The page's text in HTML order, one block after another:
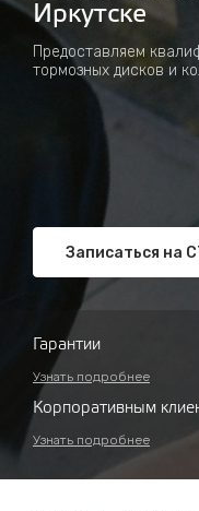
Иркутске
Предоставляем
тормозных дисков и
Записаться на
Гарантии
Узнать подробнее
Корпоративным
Узнать подробнее